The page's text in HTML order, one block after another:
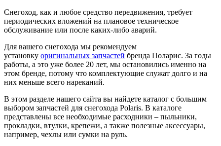
Снегоход, как и любое средство передвижения, требует
периодических вложений на плановое техническое
обслуживание или после каких-либо аварий.
Для вашего снегохода мы рекомендуем
установку оригинальных запчастей бренда Поларис. За годы
работы, а это уже более 20 лет, мы остановились именно на
этом бренде, потому что комплектующие служат долго и на
них меньше всего нареканий.
В этом разделе нашего сайта вы найдете каталог с большим
выбором запчастей для снегохода Polaris. В каталоге
представлены все необходимые расходники – пыльники,
прокладки, втулки, крепежи, а также полезные аксессуары,
например, чехлы или сумки на руль.